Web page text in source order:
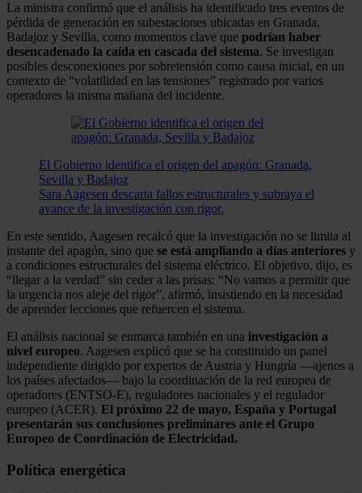
La ministra confirmó que el análisis ha identificado tres eventos de
pérdida de generación en subestaciones ubicadas en Granada,
Badajoz y Sevilla, como momentos clave que podrían haber
desencadenado la caída en cascada del sistema. Se investigan
posibles desconexiones por sobretensión como causa inicial, en un
contexto de “volatilidad en las tensiones” registrado por varios
operadores la misma mañana del incidente.
El Gobierno identifica el origen del apagón: Granada,
Sevilla y Badajoz
Sara Aagesen descarta fallos estructurales y subraya el
avance de la investigación con rigor.
En este sentido, Aagesen recalcó que la investigación no se limita al
instante del apagón, sino que se está ampliando a días anteriores y
a condiciones estructurales del sistema eléctrico. El objetivo, dijo, es
“llegar a la verdad” sin ceder a las prisas: “No vamos a permitir que
la urgencia nos aleje del rigor”, afirmó, insistiendo en la necesidad
de aprender lecciones que refuercen el sistema.
El análisis nacional se enmarca también en una investigación a
nivel europeo. Aagesen explicó que se ha constituido un panel
independiente dirigido por expertos de Austria y Hungría —ajenos a
los países afectados— bajo la coordinación de la red europea de
operadores (ENTSO-E), reguladores nacionales y el regulador
europeo (ACER). El próximo 22 de mayo, España y Portugal
presentarán sus conclusiones preliminares ante el Grupo
Europeo de Coordinación de Electricidad.
Política energética